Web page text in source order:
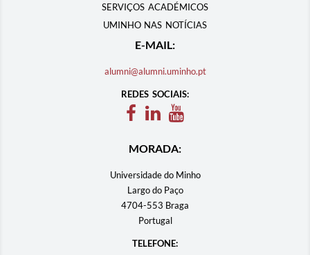
SERVIÇOS ACADÉMICOS
UMINHO NAS NOTÍCIAS
E-MAIL:
alumni@alumni.uminho.pt
REDES SOCIAIS:
MORADA:
Universidade do Minho
Largo do Paço
4704-553 Braga
Portugal
TELEFONE: